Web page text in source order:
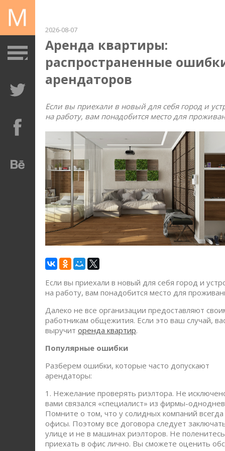
2026-08-07
Аренда квартиры:
распространенные
арендаторов
Если вы приехали в новый для себя город и
на работу, вам понадобится место для
Если вы приехали в новый для себя город и
на работу, вам понадобится место для
Далеко не все организации предоставляют
работникам общежития. Если это ваш случай,
выручит оренда квартир.
Популярные ошибки
Разберем ошибки, которые часто допускают
арендаторы:
1. Нежелание проверять риэлтора. Не
вами связался «специалист» из фирмы-
Помните о том, что у солидных компаний всегда
офисы. Поэтому все договора следует
улице и не в машинах риэлторов. Не поленитесь
приехать в офис лично. Вы сможете оценить